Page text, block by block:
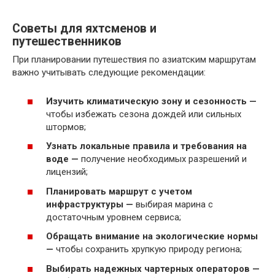
Советы для яхтсменов и
путешественников
При планировании путешествия по азиатским маршрутам
важно учитывать следующие рекомендации:
Изучить климатическую зону и сезонность —
чтобы избежать сезона дождей или сильных
штормов;
Узнать локальные правила и требования на
воде — получение необходимых разрешений и
лицензий;
Планировать маршрут с учетом
инфраструктуры — выбирая марина с
достаточным уровнем сервиса;
Обращать внимание на экологические нормы
— чтобы сохранить хрупкую природу региона;
Выбирать надежных чартерных операторов —